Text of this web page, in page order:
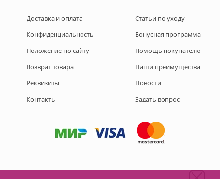
Доставка и оплата
Конфиденциальность
Положение по сайту
Возврат товара
Реквизиты
Контакты
Статьи по уходу
Бонусная программа
Помощь покупателю
Наши преимущества
Новости
Задать вопрос